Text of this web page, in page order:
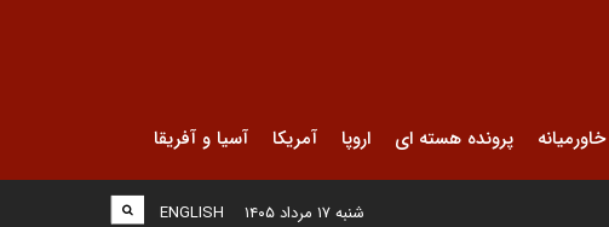
خاورمیانه پرونده هسته ای اروپا آمریکا آسیا و آفریقا
ENGLISH شنبه ۱۷ مرداد ۱۴۰۵